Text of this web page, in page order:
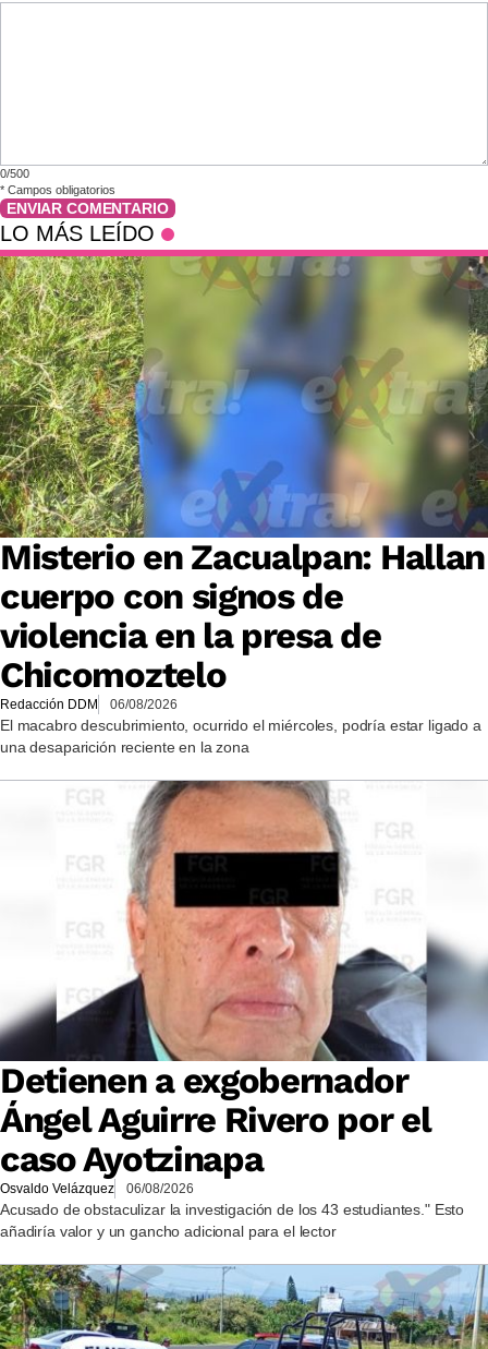
0/500
* Campos obligatorios
ENVIAR COMENTARIO
LO MÁS LEÍDO
Misterio en Zacualpan: Hallan
cuerpo con signos de
violencia en la presa de
Chicomoztelo
Redacción DDM 06/08/2026
El macabro descubrimiento, ocurrido el miércoles, podría estar ligado a
una desaparición reciente en la zona
Detienen a exgobernador
Ángel Aguirre Rivero por el
caso Ayotzinapa
Osvaldo Velázquez 06/08/2026
Acusado de obstaculizar la investigación de los 43 estudiantes." Esto
añadiría valor y un gancho adicional para el lector